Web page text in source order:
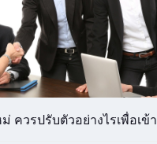
ม่ ควรปรับตัวอย่างไรเพื่อเ